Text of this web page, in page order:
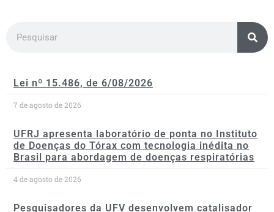
Lei nº 15.486, de 6/08/2026
7 de agosto de 2026
UFRJ apresenta laboratório de ponta no Instituto
de Doenças do Tórax com tecnologia inédita no
Brasil para abordagem de doenças respiratórias
4 de agosto de 2026
Pesquisadores da UFV desenvolvem catalisador